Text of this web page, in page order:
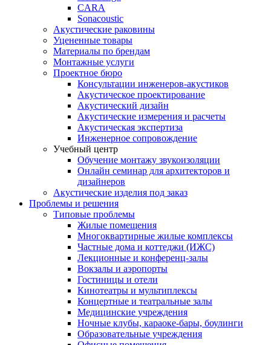
CARA
Sonacoustic
Акустические раковины
Уцененные товары
Материалы по брендам
Монтажные услуги
Проектное бюро
Консультации инженеров-акустиков
Акустическое проектирование
Акустический дизайн
Акустические измерения и расчеты
Акустическая экспертиза
Инженерное сопровождение
Учебный центр
Обучение монтажу звукоизоляции
Онлайн семинар для архитекторов и
дизайнеров
Акустические изделия под заказ
Проблемы и решения
Типовые проблемы
Жилые помещения
Многоквартирные жилые комплексы
Частные дома и коттеджи (ИЖС)
Лекционные и конференц-залы
Вокзалы и аэропорты
Гостиницы и отели
Кинотеатры и мультиплексы
Концертные и театральные залы
Медицинские учреждения
Ночные клубы, караоке-бары, боулинги
Образовательные учреждения